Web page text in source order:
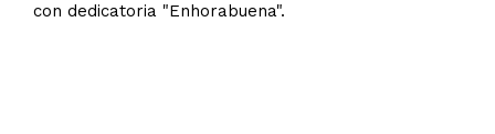
con dedicatoria "Enhorabuena".